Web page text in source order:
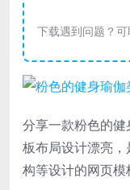
下载遇到问题？
分享一款粉色的
板布局设计漂亮
构等设计的网页模